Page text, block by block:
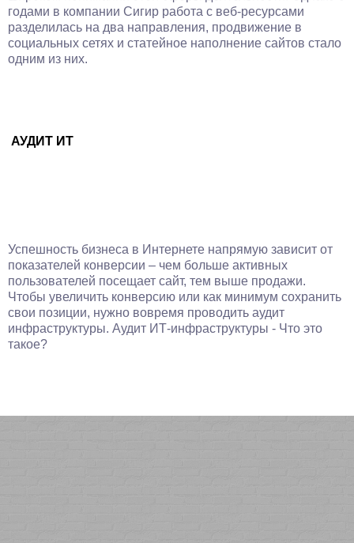
годами в компании Сигир работа с веб-ресурсами
разделилась на два направления, продвижение в
социальных сетях и статейное наполнение сайтов стало
одним из них.
АУДИТ ИТ
Успешность бизнеса в Интернете напрямую зависит от
показателей конверсии – чем больше активных
пользователей посещает сайт, тем выше продажи.
Чтобы увеличить конверсию или как минимум сохранить
свои позиции, нужно вовремя проводить аудит
инфраструктуры. Аудит ИТ-инфраструктуры - Что это
такое?